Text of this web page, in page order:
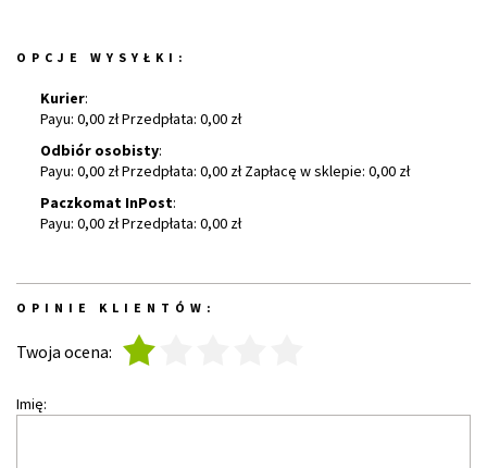
OPCJE WYSYŁKI:
Kurier:
Payu: 0,00 zł Przedpłata: 0,00 zł
Odbiór osobisty:
Payu: 0,00 zł Przedpłata: 0,00 zł Zapłacę w sklepie: 0,00 zł
Paczkomat InPost:
Payu: 0,00 zł Przedpłata: 0,00 zł
OPINIE KLIENTÓW:
Twoja ocena:
Imię: